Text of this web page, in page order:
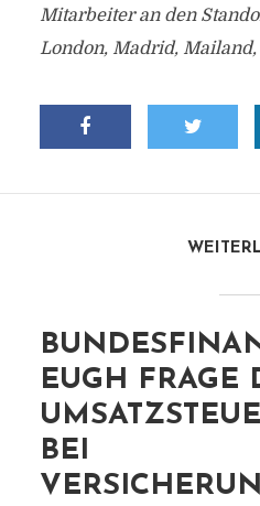
Mitarbeiter an den
London, Madrid, Mailand,
EUGH FRAGE
BEI